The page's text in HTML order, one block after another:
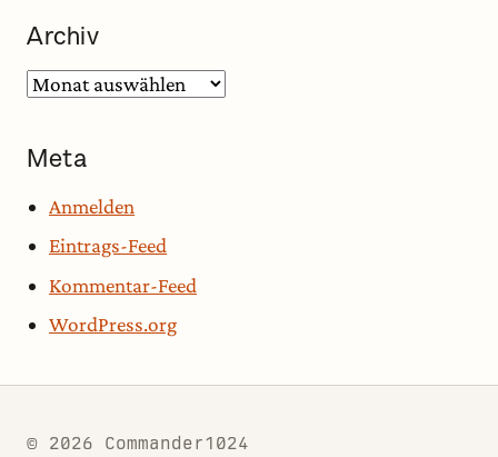
Archiv
Archiv
Meta
Anmelden
Eintrags-Feed
Kommentar-Feed
WordPress.org
© 2026 Commander1024